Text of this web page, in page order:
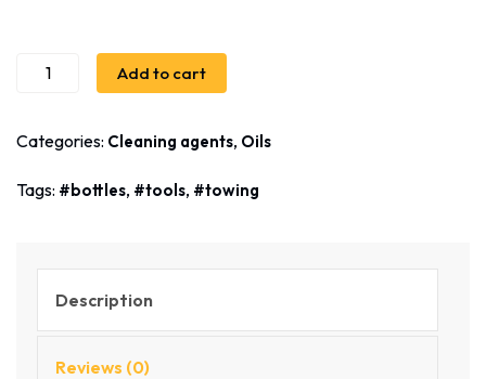
Add to cart
Categories: Cleaning agents, Oils
Tags: bottles, tools, towing
Description
Reviews (0)